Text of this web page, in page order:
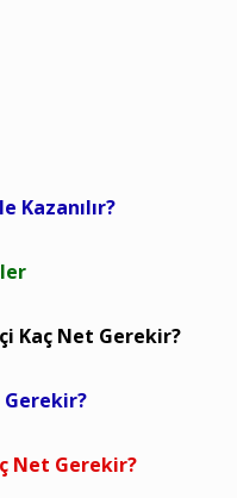
Kazanılır?
Kaç Net Gerekir?
Gerekir?
Net Gerekir?